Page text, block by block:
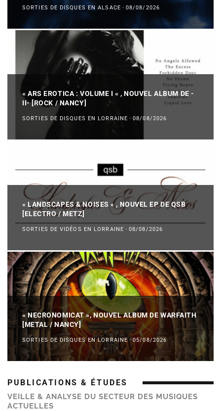
SORTIES DE DISQUES EN ALSACE · 08/08/2026
« ARS EROTICA : VOLUME I « , NOUVEL ALBUM DE -
II- [ROCK / NANCY]
SORTIES DE DISQUES EN LORRAINE · 08/08/2026
« LANDSCAPES & NOISES « , NOUVEL EP DE QSB
[ELECTRO / METZ]
SORTIES DE VIDÉOS EN LORRAINE · 08/08/2026
« NECRONOMICAT », NOUVEL ALBUM DE WARFAITH
[METAL / NANCY]
SORTIES DE DISQUES EN LORRAINE · 05/08/2026
PUBLICATIONS & ÉTUDES
VEILLE & ANALYSE DU SECTEUR DES MUSIQUES
ACTUELLES